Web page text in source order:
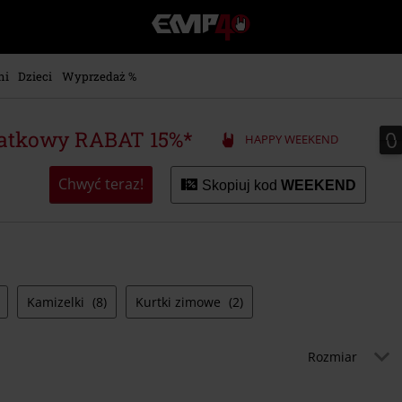
EMP
-
Merch
Seriali
Gier
Dzieci Wyprzedaż %
RABAT 15%* HAPPY WEEKEND 0
0
Chwyć teraz! Skopiuj kod WEEKEND
Kamizelki (8) Kurtki zimowe (2)
Rozmiar